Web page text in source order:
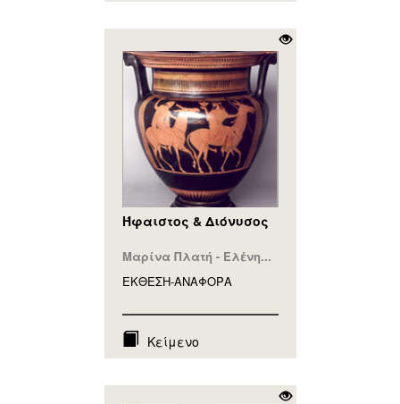
Ήφαιστος & Διόνυσος
Μαρίνα Πλατή - Ελένη...
ΕΚΘΕΣΗ-ΑΝΑΦΟΡA
Κείμενο